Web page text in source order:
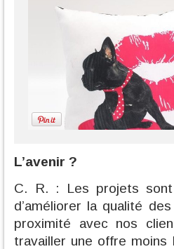
L’avenir ?
C. R. : Les projets sont
d’améliorer la qualité
proximité avec nos
travailler une offre